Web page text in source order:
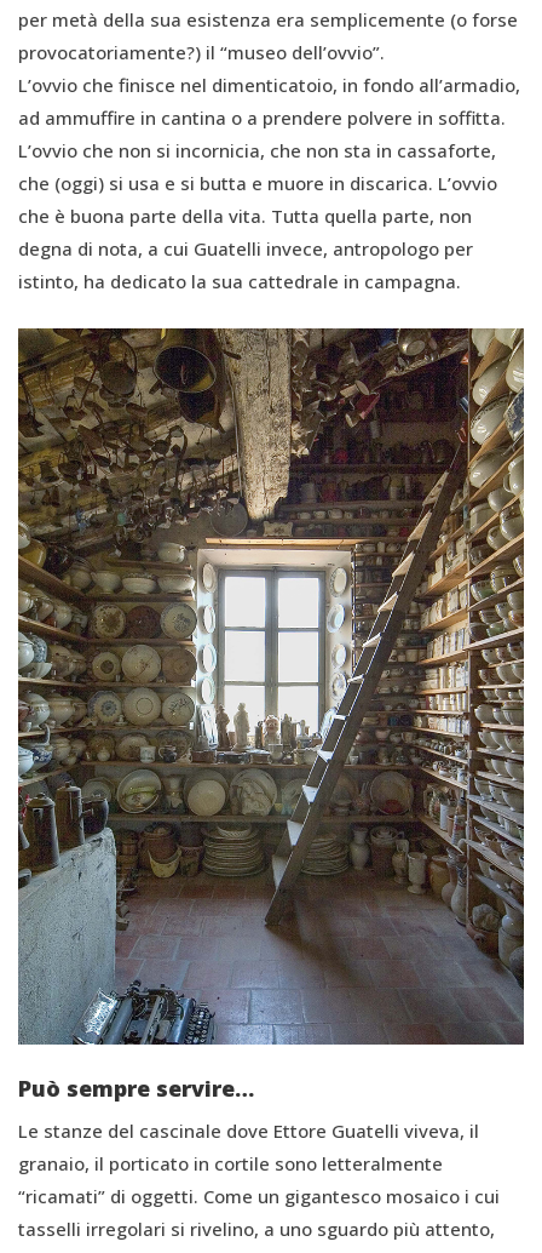
per metà della sua esistenza era semplicemente (o forse
provocatoriamente?) il “museo dell’ovvio”.
L’ovvio che finisce nel dimenticatoio, in fondo all’armadio,
ad ammuffire in cantina o a prendere polvere in soffitta.
L’ovvio che non si incornicia, che non sta in cassaforte,
che (oggi) si usa e si butta e muore in discarica. L’ovvio
che è buona parte della vita. Tutta quella parte, non
degna di nota, a cui Guatelli invece, antropologo per
istinto, ha dedicato la sua cattedrale in campagna.
Può sempre servire…
Le stanze del cascinale dove Ettore Guatelli viveva, il
granaio, il porticato in cortile sono letteralmente
“ricamati” di oggetti. Come un gigantesco mosaico i cui
tasselli irregolari si rivelino, a uno sguardo più attento,